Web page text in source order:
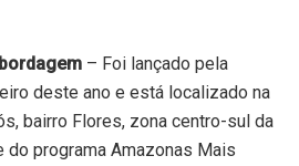
– Foi lançado pela
deste ano e está localizado na
bairro Flores, zona centro-sul da
do programa Amazonas Mais